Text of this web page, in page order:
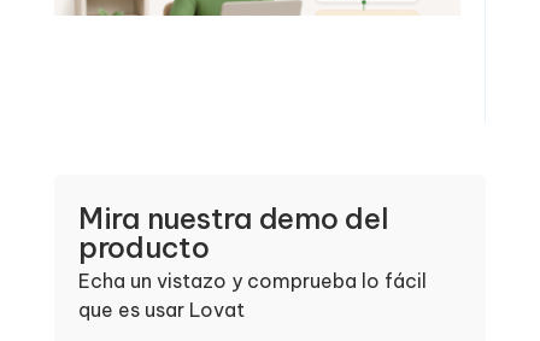
Mira nuestra demo del
producto
Echa un vistazo y comprueba lo fácil
que es usar Lovat